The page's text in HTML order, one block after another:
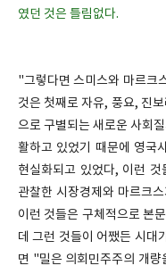
였던 것은 틀림없다.
"그렇다면 스미스와 마르크
것은 첫째로 자유, 풍요, 진
으로 구별되는 새로운 사회
활하고 있었기 때문에 영국
현실화되고 있었다, 이런
관찰한 시장경제와 마르크
이런 것들은 구체적으로 본
데 그런 것들이 어쨌든 시대
면 "밀은 의회민주주의 개